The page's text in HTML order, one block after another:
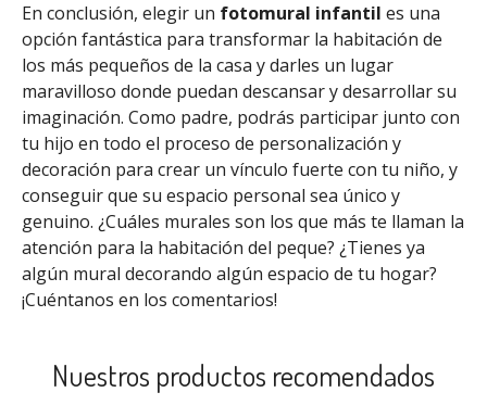
En conclusión, elegir un fotomural infantil es una
opción fantástica para transformar la habitación de
los más pequeños de la casa y darles un lugar
maravilloso donde puedan descansar y desarrollar su
imaginación. Como padre, podrás participar junto con
tu hijo en todo el proceso de personalización y
decoración para crear un vínculo fuerte con tu niño, y
conseguir que su espacio personal sea único y
genuino. ¿Cuáles murales son los que más te llaman la
atención para la habitación del peque? ¿Tienes ya
algún mural decorando algún espacio de tu hogar?
¡Cuéntanos en los comentarios!
Nuestros productos recomendados